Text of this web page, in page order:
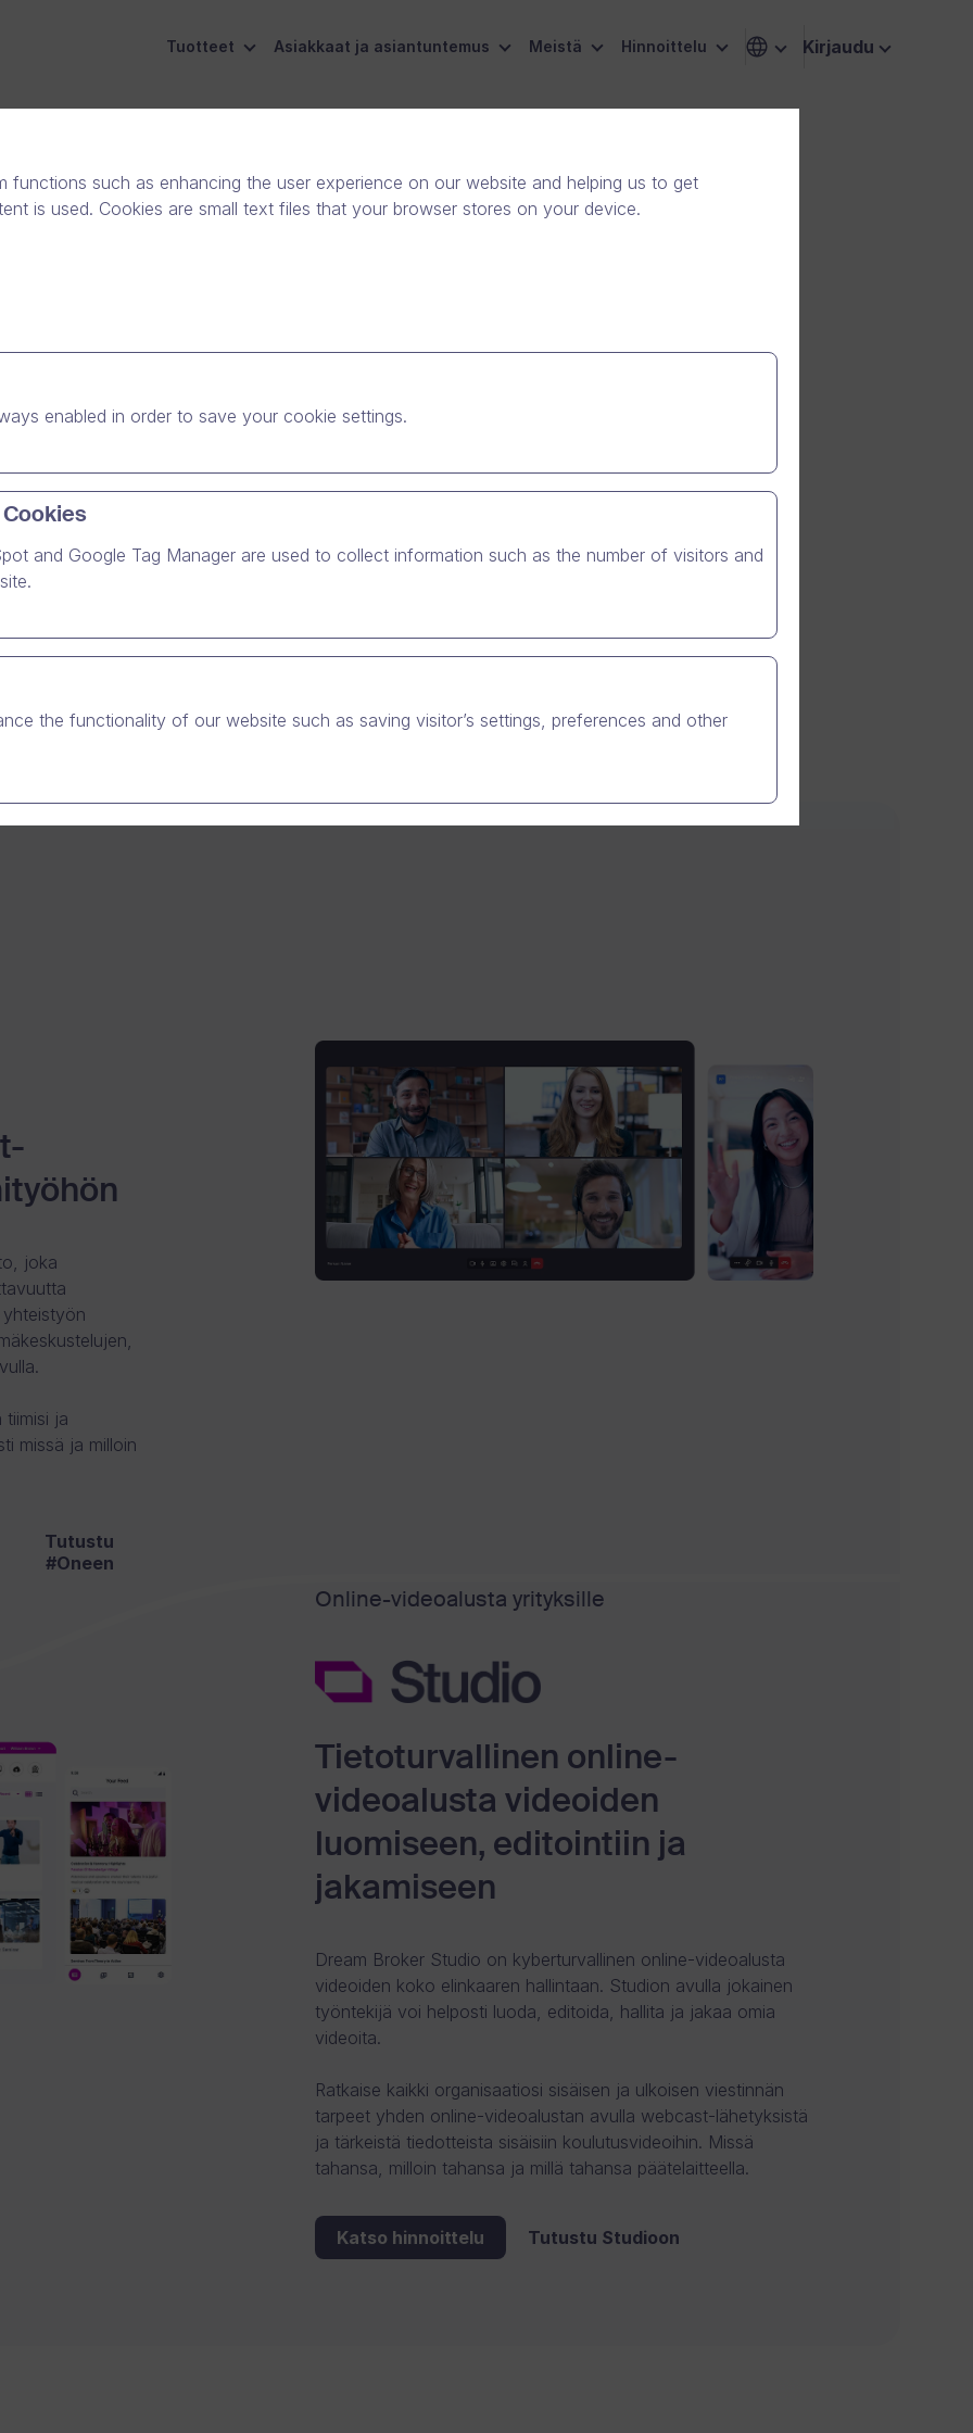
Tuotteet Asiakkaat ja asiantuntemus Meistä Hinnoittelu Kirjaudu
joka
tiimisi ja
missä ja milloin
Tutustu
#Oneen
Online-videoalusta yrityksille
Tietoturvallinen online-
videoalusta videoiden
luomiseen, editointiin ja
jakamiseen
Dream Broker Studio on kyberturvallinen online-videoalusta
videoiden koko elinkaaren hallintaan. Studion avulla jokainen
työntekijä voi helposti luoda, editoida, hallita ja jakaa omia
videoita.
Ratkaise kaikki organisaatiosi sisäisen ja ulkoisen viestinnän
tarpeet yhden online-videoalustan avulla webcast-lähetyksistä
ja tärkeistä tiedotteista sisäisiin koulutusvideoihin. Missä
tahansa, milloin tahansa ja millä tahansa päätelaitteella.
Katso hinnoittelu Tutustu Studioon
functions such as enhancing the user experience on our website and helping us to get
is used. Cookies are small text files that your browser stores on your device.
enabled in order to save your cookie settings.
and Google Tag Manager are used to collect information such as the number of visitors and
the functionality of our website such as saving visitor’s settings, preferences and other